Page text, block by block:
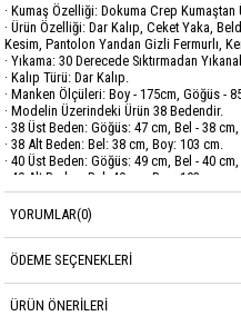
· Kumaş Özelliği: Dokuma Crep Kumaştan
· Ürün Özelliği: Dar Kalıp, Ceket Yaka,
Kesim, Pantolon Yandan Gizli Fermurlı,
· Yıkama: 30 Derecede Sıktırmadan
· Kalıp Türü: Dar Kalıp.
· Manken Ölçüleri: Boy - 175cm, Göğüs -
· Modelin Üzerindeki Ürün 38 Bedendir.
· 38 Üst Beden: Göğüs: 47 cm, Bel - 38 cm,
· 38 Alt Beden: Bel: 38 cm, Boy: 103 cm.
· 40 Üst Beden: Göğüs: 49 cm, Bel - 40 cm,
· 40 Alt Beden: Bel: 40 cm, Boy: 103 cm.
· 42 Üst Beden: Göğüs: 51 cm, Bel - 42
· 42 Alt Beden: Bel: 42 cm, Boy: 103 cm.
· 44 Üst Beden: Göğüs: 53 cm, Bel - 44 cm,
· 44 Alt Beden: Bel: 44 cm, Boy: 103 cm.
· 46 Üst Beden: Göğüs: 55 cm, Bel - 46 cm,
Marka
YORUMLAR(0)
ÖDEME SEÇENEKLERI
ÜRÜN ÖNERILERI